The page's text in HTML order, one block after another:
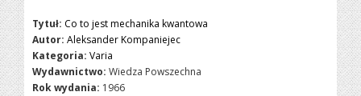
Tytuł: Co to jest mechanika kwantowa
Autor: Aleksander Kompaniejec
Kategoria: Varia
Wydawnictwo: Wiedza Powszechna
Rok wydania: 1966